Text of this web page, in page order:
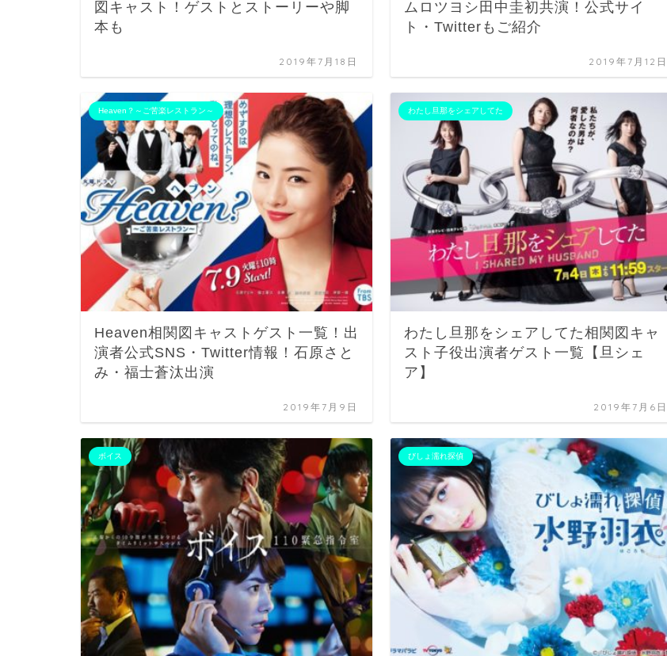
図キャスト！ゲストとストーリーや脚
本も
2019年7月18日
ムロツヨシ田中圭初共演！公式サイ
ト・Twitterもご紹介
2019年7月12日
Heaven？～ご苦楽レストラン～
Heaven相関図キャストゲスト一覧！出
演者公式SNS・Twitter情報！石原さと
み・福士蒼汰出演
2019年7月9日
わたし旦那をシェアしてた
わたし旦那をシェアしてた相関図キャ
スト子役出演者ゲスト一覧【旦シェ
ア】
2019年7月6日
ボイス びしょ濡れ探偵